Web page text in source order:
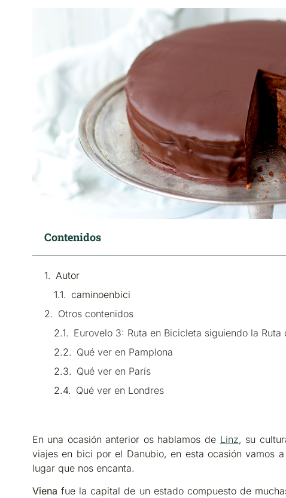
Contenidos
Autor
caminoenbici
Otros contenidos
Eurovelo 3: Ruta en Bicicleta siguiendo la Ruta
Qué ver en Pamplona
Qué ver en París
Qué ver en Londres
En una ocasión anterior os hablamos de Linz, su
viajes en bici por el Danubio, en esta ocasión vamos
lugar que nos encanta.
Viena fue la capital de un estado compuesto de